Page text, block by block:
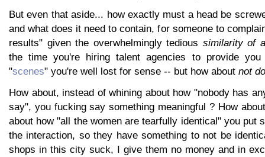
But even that aside... how exactly must a head be
and what does it need to contain, for someone to
results" given the overwhelmingly tedious similarity of
the time you're hiring talent agencies to provide
"scenes" you're well lost for sense -- but how about not
How about, instead of whining about how "nobody has
say", you fucking say something meaningful ? How
about how "all the women are tearfully identical" you put
the interaction, so they have something to not be
shops in this city suck, I give them no money and in